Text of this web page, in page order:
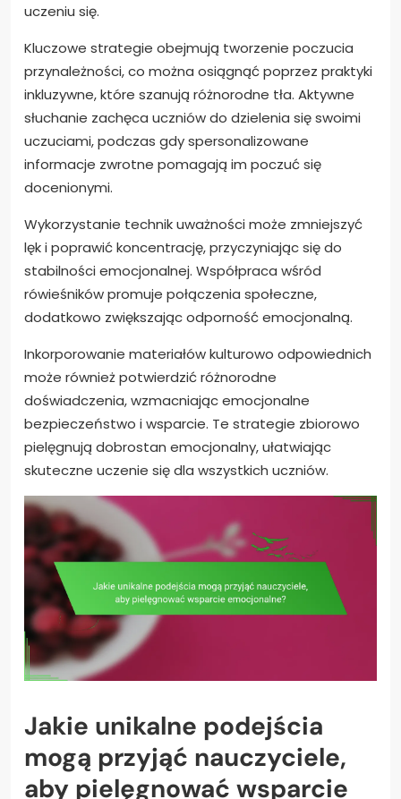
uczeniu się.
Kluczowe strategie obejmują tworzenie poczucia
przynależności, co można osiągnąć poprzez praktyki
inkluzywne, które szanują różnorodne tła. Aktywne
słuchanie zachęca uczniów do dzielenia się swoimi
uczuciami, podczas gdy spersonalizowane
informacje zwrotne pomagają im poczuć się
docenionymi.
Wykorzystanie technik uważności może zmniejszyć
lęk i poprawić koncentrację, przyczyniając się do
stabilności emocjonalnej. Współpraca wśród
rówieśników promuje połączenia społeczne,
dodatkowo zwiększając odporność emocjonalną.
Inkorporowanie materiałów kulturowo odpowiednich
może również potwierdzić różnorodne
doświadczenia, wzmacniając emocjonalne
bezpieczeństwo i wsparcie. Te strategie zbiorowo
pielęgnują dobrostan emocjonalny, ułatwiając
skuteczne uczenie się dla wszystkich uczniów.
Jakie unikalne podejścia
mogą przyjąć nauczyciele,
aby pielęgnować wsparcie